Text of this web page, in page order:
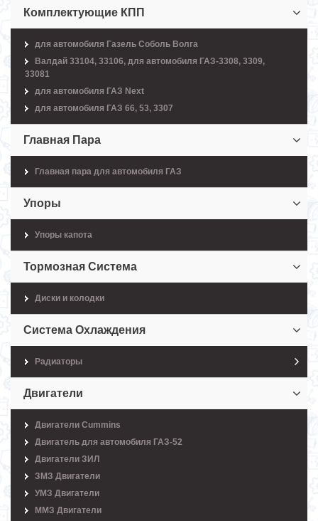
Комплектующие КПП
для автомобиля Газель Соболь Волга
Валдай 33104, 33106, для автомобиля ГАЗ-3308, 3309,
33081
для автомобиля ГАЗ Next
для автомобиля ГАЗ 66, 53, 3307
Главная Пара
Главная пара для автомобиля ГАЗ
Упоры
Упоры капота
Тормозная Система
Диски и колодки
Система Охлаждения
Радиаторы
Двигатели
Двигатели Cummins
Двигатель для автомобиля ГАЗ-52
Двигатели ЗИЛ
ЗМЗ Двигатели
УМЗ Двигатели
ММЗ Двигатели